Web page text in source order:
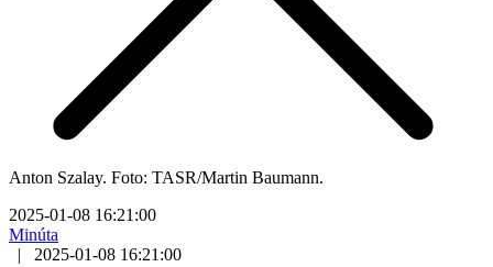
Anton Szalay. Foto: TASR/Martin Baumann.
2025-01-08 16:21:00
Minúta
|
2025-01-08 16:21:00